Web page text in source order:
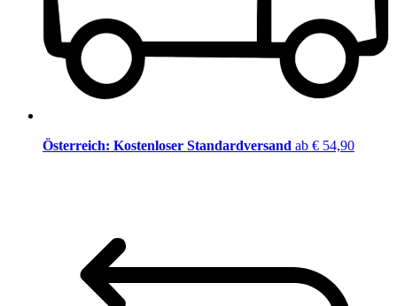
Österreich: Kostenloser Standardversand ab € 54,90